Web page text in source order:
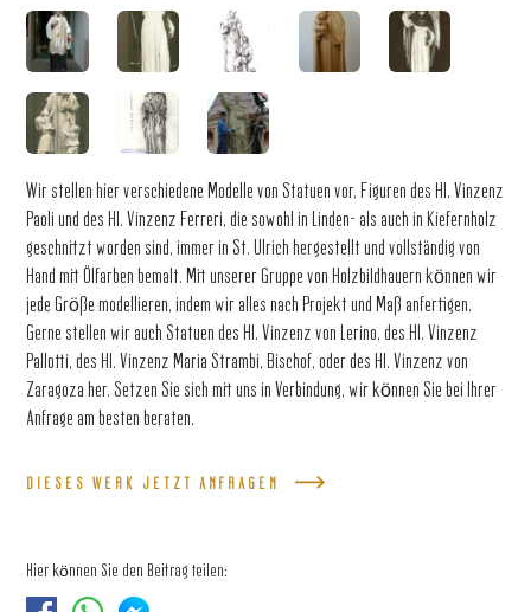
Wir stellen hier verschiedene Modelle von Statuen vor, Figuren des Hl. Vinzenz
Paoli und des Hl. Vinzenz Ferreri, die sowohl in Linden- als auch in Kiefernholz
geschnitzt worden sind, immer in St. Ulrich hergestellt und vollständig von
Hand mit Ölfarben bemalt. Mit unserer Gruppe von Holzbildhauern können wir
jede Größe modellieren, indem wir alles nach Projekt und Maß anfertigen.
Gerne stellen wir auch Statuen des Hl. Vinzenz von Lerino, des Hl. Vinzenz
Pallotti, des Hl. Vinzenz Maria Strambi, Bischof, oder des Hl. Vinzenz von
Zaragoza her. Setzen Sie sich mit uns in Verbindung, wir können Sie bei Ihrer
Anfrage am besten beraten.
DIESES WERK JETZT ANFRAGEN
Hier können Sie den Beitrag teilen: